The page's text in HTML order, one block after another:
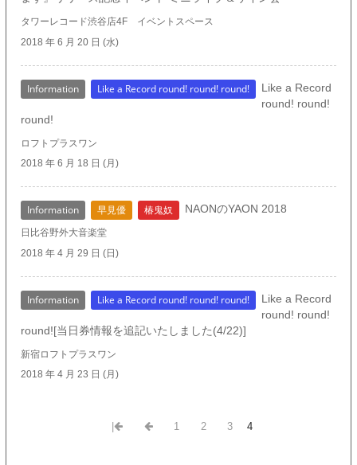
タワーレコード渋谷店4F イベントスペース
2018 年 6 月 20 日 (水)
Information Like a Record round! round! round!
Like a Record
round! round!
round!
ロフトプラスワン
2018 年 6 月 18 日 (月)
Information 早見優 椿鬼奴 NAONのYAON 2018
日比谷野外大音楽堂
2018 年 4 月 29 日 (日)
Information Like a Record round! round! round!
Like a Record
round! round!
round![当日券情報を追記いたしました(4/22)]
新宿ロフトプラスワン
2018 年 4 月 23 日 (月)
| 1 2 3 4